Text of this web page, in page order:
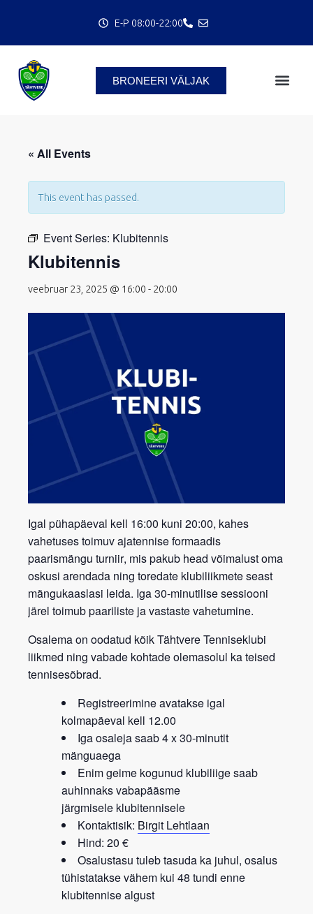
E-P 08:00-22:00
BRONEERI VÄLJAK
« All Events
This event has passed.
Event Series: Klubitennis
Klubitennis
veebruar 23, 2025 @ 16:00 - 20:00
Igal pühapäeval kell 16:00 kuni 20:00, kahes
vahetuses toimuv ajatennise formaadis
paarismängu turniir, mis pakub head võimalust oma
oskusi arendada ning toredate klubiliikmete seast
mängukaaslasi leida. Iga 30-minutilise sessiooni
järel toimub paariliste ja vastaste vahetumine.
Osalema on oodatud kõikTähtvere Tenniseklubi
liikmed ning vabade kohtade olemasolul ka teised
tennisesõbrad.
Registreerimine avatakse igal
kolmapäeval kell 12.00
Iga osaleja saab 4 x 30-minutit
mänguaega
Enim geime kogunud klubiliige saab
auhinnaks vabapääsme
järgmisele klubitennisele
Kontaktisik: Birgit Lehtlaan
Hind: 20 €
Osalustasu tuleb tasuda ka juhul, osalus
tühistatakse vähem kui 48 tundi enne
klubitennise algust